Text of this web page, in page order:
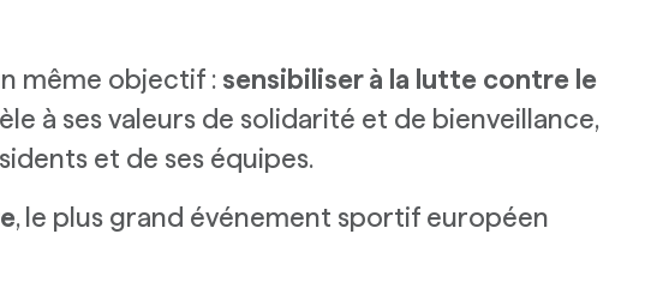
même objectif : sensibiliser à la lutte contre le
à ses valeurs de solidarité et de bienveillance,
et de ses équipes.
, le plus grand événement sportif européen